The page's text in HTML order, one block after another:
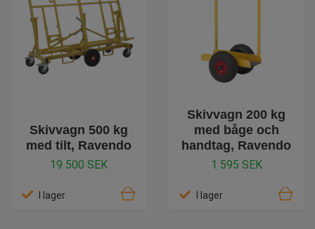
Skivvagn 500 kg
med tilt, Ravendo
19 500 SEK
I lager
Skivvagn 200 kg
med båge och
handtag, Ravendo
1 595 SEK
I lager